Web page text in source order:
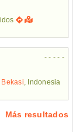
- - - - -
Bekasi , Indonesia
Más resultados